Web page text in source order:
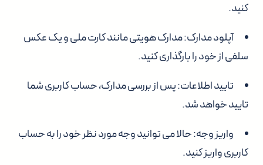
کنید.
آپلود مدارک:مدارک هویتی مانند کارت ملی و یک عکس
سلفی از خود را بارگذاری کنید.
تایید اطلاعات:پس از بررسی مدارک، حساب کاربری شما
تایید خواهد شد.
واریز وجه:حالا می توانید وجه مورد نظر خود را به حساب
کاربری واریز کنید.